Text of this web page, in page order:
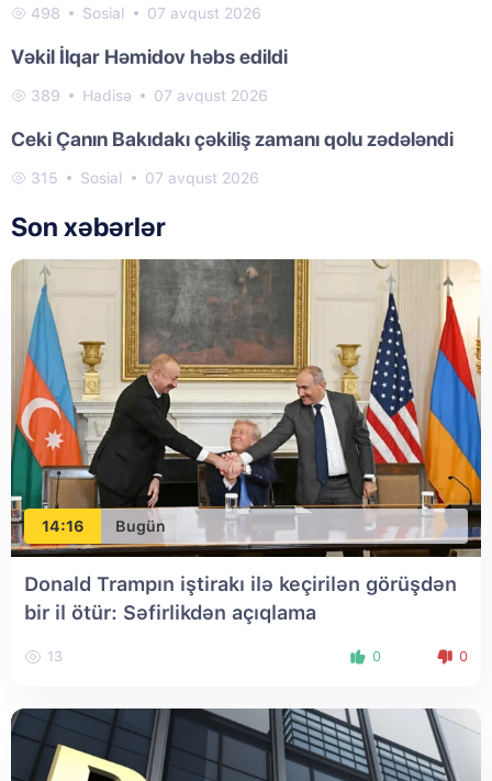
498 Sosial 07 avqust 2026
Vəkil İlqar Həmidov həbs edildi
389 Hadisə 07 avqust 2026
Ceki Çanın Bakıdakı çəkiliş zamanı qolu zədələndi
315 Sosial 07 avqust 2026
Son xəbərlər
14:16 Bugün
Donald Trampın iştirakı ilə keçirilən görüşdən
bir il ötür: Səfirlikdən açıqlama
13 0 0